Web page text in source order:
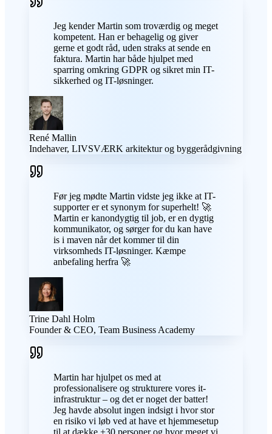
Jeg kender Martin som troværdig og meget
kompetent. Han er behagelig og giver
gerne et godt råd, uden straks at sende en
faktura. Martin har både hjulpet med
sparring omkring GDPR og sikret min IT-
sikkerhed og IT-løsninger.
René Mallin
Indehaver, LIVSVÆRK arkitektur og byggerådgivning
Før jeg mødte Martin vidste jeg ikke at IT-
supporter er et synonym for superhelt! 🚀
Martin er kanondygtig til job, er en dygtig
kommunikator, og sørger for du kan have
is i maven når det kommer til din
virksomheds IT-løsninger. Kæmpe
anbefaling herfra 🚀
Trine Dahl Holm
Founder & CEO, Team Business Academy
Martin har hjulpet os med at
professionalisere og strukturere vores it-
infrastruktur – og det er noget der batter!
Jeg havde absolut ingen indsigt i hvor stor
en risiko vi løb ved at have et hjemmesetup
til at dække +30 personer og hvor meget vi